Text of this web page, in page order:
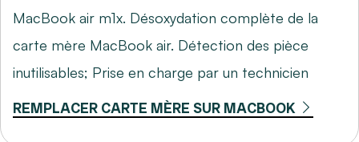
MacBook air m1x. Désoxydation complète de la
carte mère MacBook air. Détection des pièce
inutilisables; Prise en charge par un technicien
REMPLACER CARTE MÈRE SUR MACBOOK